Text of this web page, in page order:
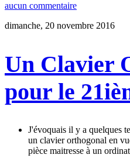
aucun commentaire
dimanche, 20 novembre 2016
Un Clavier
pour le
J'évoquais il y a quelques
un clavier orthogonal en
pièce maitresse à un